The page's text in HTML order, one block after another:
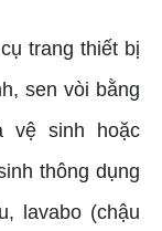
trang thiết bị
sen vòi bằng
vệ sinh hoặc
thông dụng
lavabo (chậu